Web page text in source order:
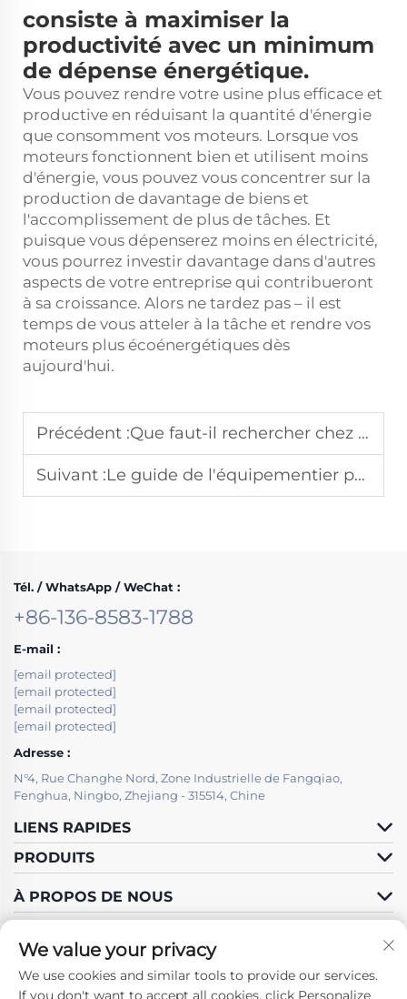
consiste à maximiser la
productivité avec un minimum
de dépense énergétique.
Vous pouvez rendre votre usine plus efficace et
productive en réduisant la quantité d'énergie
que consomment vos moteurs. Lorsque vos
moteurs fonctionnent bien et utilisent moins
d'énergie, vous pouvez vous concentrer sur la
production de davantage de biens et
l'accomplissement de plus de tâches. Et
puisque vous dépenserez moins en électricité,
vous pourrez investir davantage dans d'autres
aspects de votre entreprise qui contribueront
à sa croissance. Alors ne tardez pas – il est
temps de vous atteler à la tâche et rendre vos
moteurs plus écoénergétiques dès
aujourd'hui.
Précédent :Que faut-il rechercher chez un fabricant de moteurs électriques triphasés de haute qualité
Suivant :Le guide de l'équipementier pour l'intégration de nos conceptions de moteurs électriques asynchrones
Tél. / WhatsApp / WeChat :
+86-136-8583-1788
E-mail :
[email protected]
[email protected]
[email protected]
[email protected]
Adresse :
N°4, Rue Changhe Nord, Zone Industrielle de Fangqiao,
Fenghua, Ningbo, Zhejiang - 315514, Chine
LIENS RAPIDES
PRODUITS
À PROPOS DE NOUS
We value your privacy
We use cookies and similar tools to provide our services.
If you don't want to accept all cookies, click Personalize